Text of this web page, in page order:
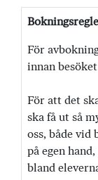
För
innan
För att det
ska få ut så
oss, både vid
på egen
bland